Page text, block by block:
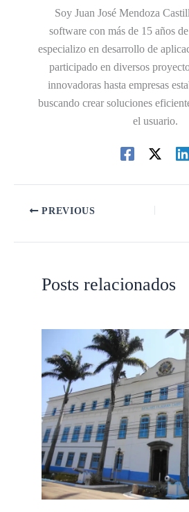
Soy Juan José Mendoza
software con más de 15 años
especializo en desarrollo de
participado en diversos
innovadoras hasta empresas
buscando crear soluciones
el usuario.
PREVIOUS
Posts relacionados